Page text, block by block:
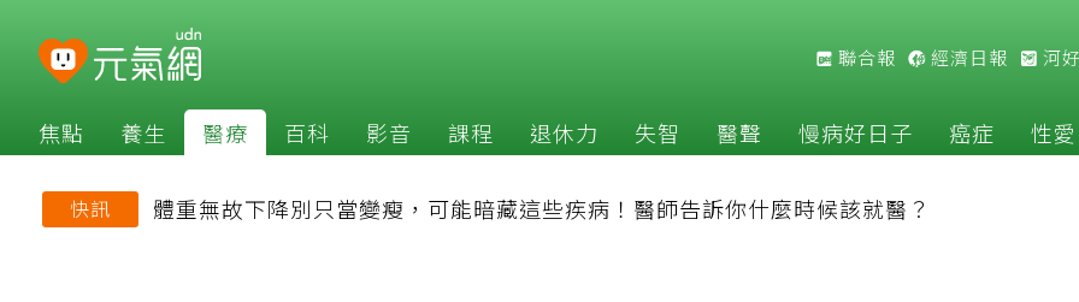
聯合報 經濟日報 河
焦點 養生 醫療 百科 影音 課程 退休力 失智 醫聲 慢病好日子 癌症 性愛
快訊 體重無故下降別只當變瘦，可能暗藏這些疾病！醫師告訴你什麼時候該就醫？